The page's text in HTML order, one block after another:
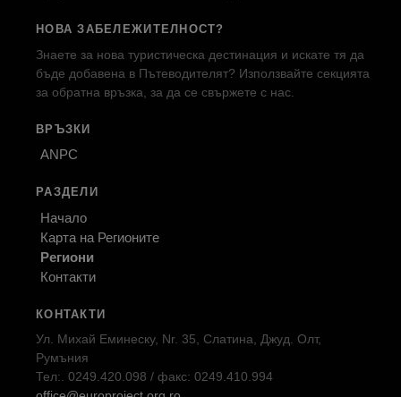
НОВА ЗАБЕЛЕЖИТЕЛНОСТ?
Знаете за нова туристическа дестинация и искате тя да
бъде добавена в Пътеводителят? Използвайте секцията
за обратна връзка, за да се свържете с нас.
ВРЪЗКИ
ANPC
РАЗДЕЛИ
Начало
Карта на Регионите
Региони
Контакти
КОНТАКТИ
Ул. Михай Еминеску, Nr. 35, Слатина, Джуд. Олт,
Румъния
Тел:. 0249.420.098 / факс: 0249.410.994